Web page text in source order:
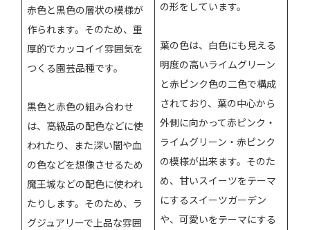
赤色と黒色の層状の模様が
作られます。そのため、重
厚的でカッコイイ雰囲気を
つくる園芸品種です。
黒色と赤色の組み合わせ
は、高級品の配色などに使
われたり、また深い闇や血
の色などを想像させるため
魔王城などの配色に使われ
たりします。そのため、ラ
グジュアリーで上品な雰囲
の形をしています。
葉の色は、白色にも見える
明度の高いライムグリーン
と赤ピンク色の二色で構成
されており、葉の中心から
外側に向かって赤ピンク・
ライムグリーン・赤ピンク
の模様が出来ます。そのた
め、甘いスイーツをテーマ
にするスイーツガーデン
や、可愛いをテーマにする